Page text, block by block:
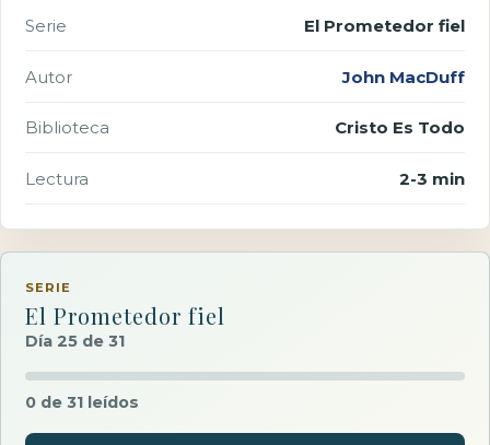
Serie El Prometedor fiel
Autor John MacDuff
Biblioteca Cristo Es Todo
Lectura 2-3 min
SERIE
El Prometedor fiel
Día 25 de 31
0 de 31 leídos